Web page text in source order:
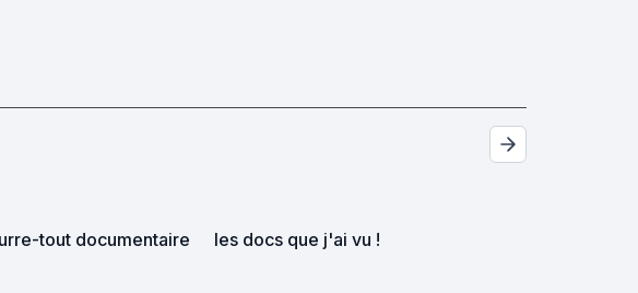
tout documentaire les docs que j'ai vu !